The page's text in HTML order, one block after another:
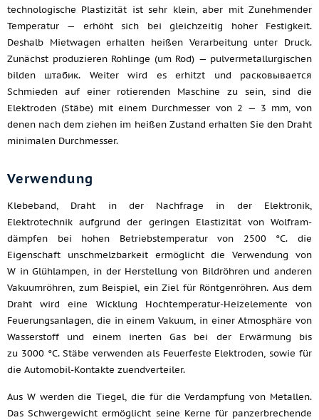
technologische Plastizität ist sehr klein, aber mit Zunehmender
Temperatur — erhöht sich bei gleichzeitig hoher Festigkeit.
Deshalb Mietwagen erhalten heißen Verarbeitung unter Druck.
Zunächst produzieren Rohlinge (um Rod) — pulvermetallurgischen
bilden штабик. Weiter wird es erhitzt und расковывается
Schmieden auf einer rotierenden Maschine zu sein, sind die
Elektroden (Stäbe) mit einem Durchmesser von 2 — 3 mm, von
denen nach dem ziehen im heißen Zustand erhalten Sie den Draht
minimalen Durchmesser.
Verwendung
Klebeband, Draht in der Nachfrage in der Elektronik,
Elektrotechnik aufgrund der geringen Elastizität von Wolfram-
dämpfen bei hohen Betriebstemperatur von 2500 °C. die
Eigenschaft unschmelzbarkeit ermöglicht die Verwendung von
W in Glühlampen, in der Herstellung von Bildröhren und anderen
Vakuumröhren, zum Beispiel, ein Ziel für Röntgenröhren. Aus dem
Draht wird eine Wicklung Hochtemperatur-Heizelemente von
Feuerungsanlagen, die in einem Vakuum, in einer Atmosphäre von
Wasserstoff und einem inerten Gas bei der Erwärmung bis
zu 3000 °C. Stäbe verwenden als Feuerfeste Elektroden, sowie für
die Automobil-Kontakte zuendverteiler.
Aus W werden die Tiegel, die für die Verdampfung von Metallen.
Das Schwergewicht ermöglicht seine Kerne für panzerbrechende